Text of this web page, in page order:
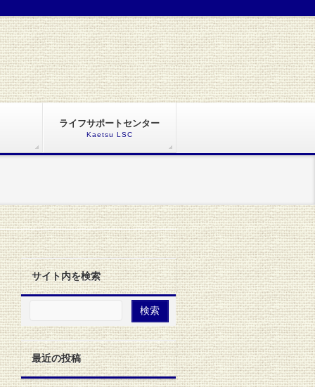
ライフサポートセンター
Kaetsu LSC
サイト内を検索
最近の投稿